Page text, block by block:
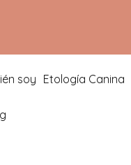
soy Etología Canina